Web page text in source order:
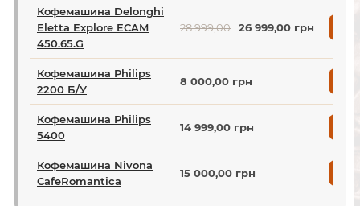
Кофемашина Delonghi
Eletta Explore ECAM
450.65.G
28 999,00 26 999,00 грн
Кофемашина Philips
2200 Б/У
8 000,00 грн
Кофемашина Philips
5400
14 999,00 грн
Кофемашина Nivona
CafeRomantica
15 000,00 грн